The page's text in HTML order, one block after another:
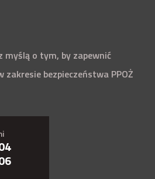
o tym, by zapewnić
zakresie bezpieczeństwa PPOŻ